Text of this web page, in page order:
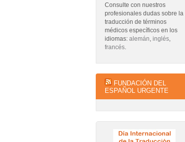
Consulte con nuestros
profesionales dudas sobre la
traducción de términos
médicos específicos en los
idiomas: alemán inglés
francés
FUNDACIÓN DEL
ESPAÑOL URGENTE